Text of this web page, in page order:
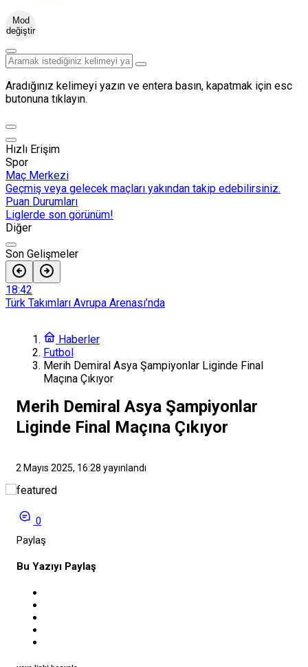
Mod
değiştir
Aradığınız kelimeyi yazın ve entera basın, kapatmak için esc
butonuna tıklayın.
Hızlı Erişim
Spor
Maç Merkezi
Geçmiş veya gelecek maçları yakından takip edebilirsiniz.
Puan Durumları
Liglerde son görünüm!
Diğer
Son Gelişmeler
18:42
Türk Takımları Avrupa Arenası’nda
Beşiktaş’ın Hradec Kralove maçı kamp kadrosu açıklandı
Salah heyecanı Trabzon’u sardı! Taraftar mağazalara akın etti
Erzurumspor FK ile Alanyaspor yenişemedi
Nübel: Ne kadar büyük bir kulübe geldiğimizin farkındayız
Haberler
Futbol
Merih Demiral Asya Şampiyonlar Liginde Final
Maçına Çıkıyor
Merih Demiral Asya Şampiyonlar
Liginde Final Maçına Çıkıyor
2 Mayıs 2025, 16:28 yayınlandı
0
Paylaş
Bu Yazıyı Paylaş